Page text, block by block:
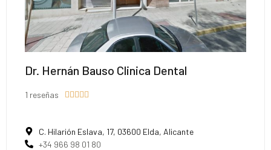
Dr. Hernán Bauso Clinica Dental
1 reseñas     
C. Hilarión Eslava, 17, 03600 Elda, Alicante
+34 966 98 01 80